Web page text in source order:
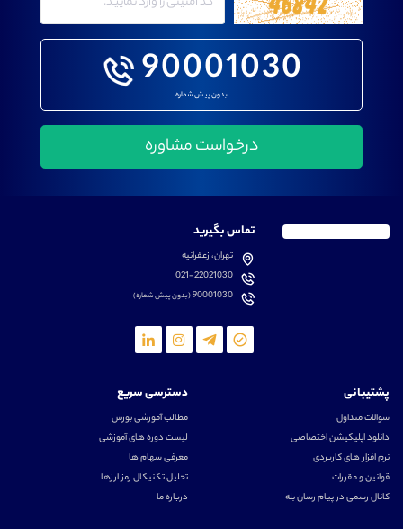
90001030
بدون پیش شماره
تماس بگیرید
تهران، زعفرانیه
021-22021030
90001030(بدون پیش شماره)
پشتیبانی
سوالات متداول
دانلود اپلیکیشن اختصاصی
نرم افزار های کاربردی
قوانین و مقررات
کانال رسمی در پیام رسان بله
دسترسی سریع
مطالب آموزشی بورس
لیست دوره های آموزشی
معرفی سهام ها
تحلیل تکنیکال رمز ارزها
درباره ما